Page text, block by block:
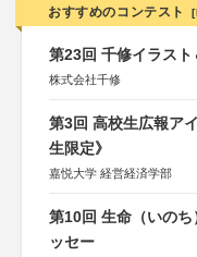
おすすめのコンテスト
第23回 千修イラスト
株式会社千修
第3回 高校生広報ア
生限定》
嘉悦大学 経営経済学部
第10回 生命（いの
ッセー